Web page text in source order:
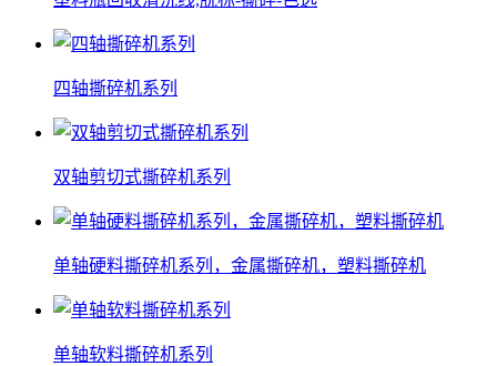
四轴撕碎机系列
双轴剪切式撕碎机系列
单轴硬料撕碎机系列，金属撕碎机，塑料撕碎机
单轴软料撕碎机系列